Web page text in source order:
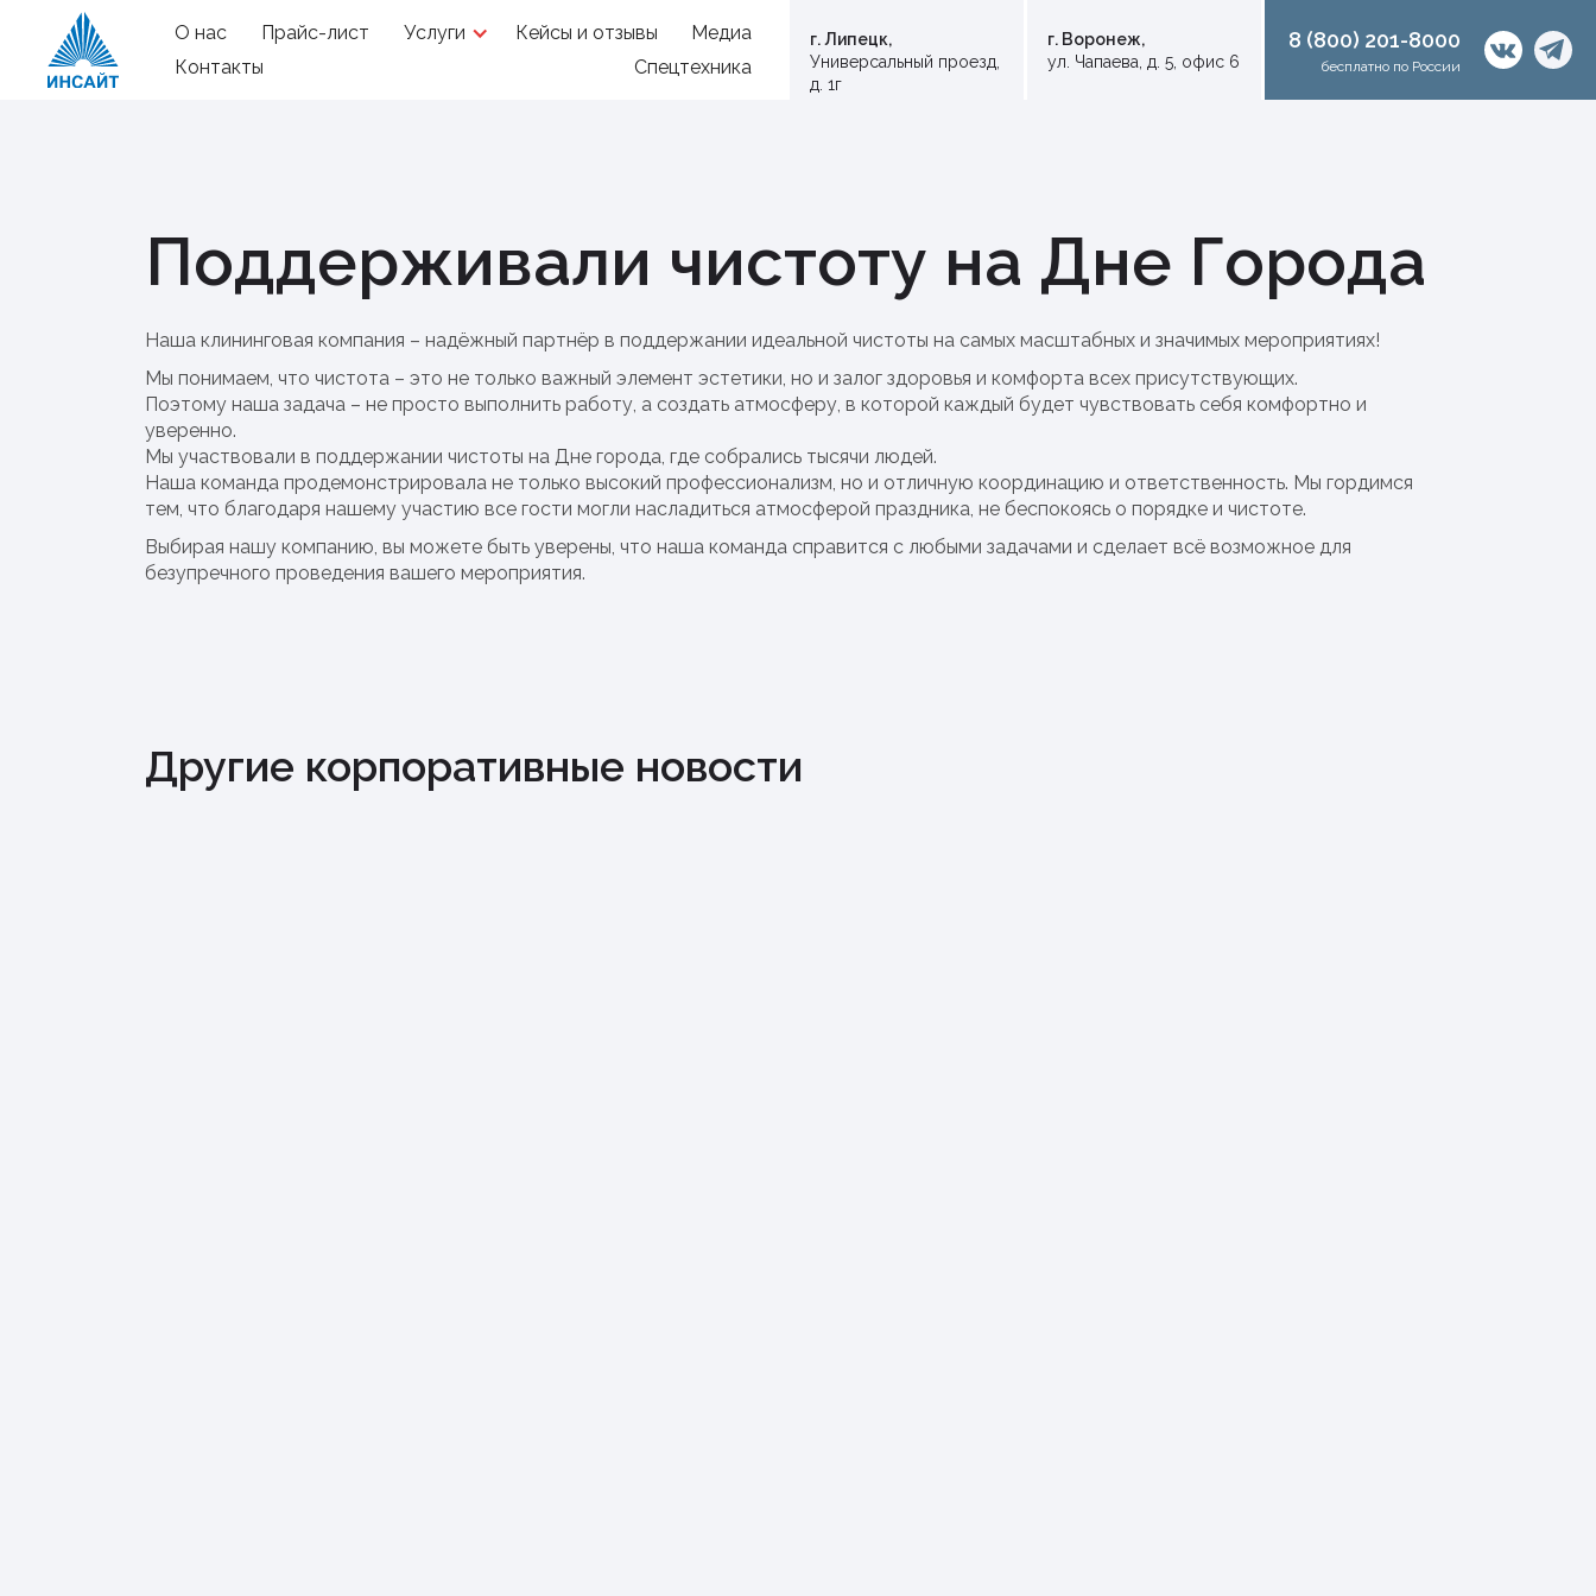
О нас Прайс-лист Услуги Кейсы и отзывы
Медиа
Контакты
Спецтехника
г. Липецк,
Универсальный проезд,
д. 1г
г. Воронеж,
ул. Чапаева, д. 5, офис 6
8 (800) 201-8000
бесплатно по России
Поддерживали чистоту на Дне Города
Наша клининговая компания – надёжный партнёр в поддержании идеальной чистоты на самых масштабных и значимых мероприятиях!
Мы понимаем, что чистота – это не только важный элемент эстетики, но и залог здоровья и комфорта всех присутствующих.
Поэтому наша задача – не просто выполнить работу, а создать атмосферу, в которой каждый будет чувствовать себя комфортно и
уверенно.
Мы участвовали в поддержании чистоты на Дне города, где собрались тысячи людей.
Наша команда продемонстрировала не только высокий профессионализм, но и отличную координацию и ответственность. Мы гордимся
тем, что благодаря нашему участию все гости могли насладиться атмосферой праздника, не беспокоясь о порядке и чистоте.
Выбирая нашу компанию, вы можете быть уверены, что наша команда справится с любыми задачами и сделает всё возможное для
безупречного проведения вашего мероприятия.
Другие корпоративные новости